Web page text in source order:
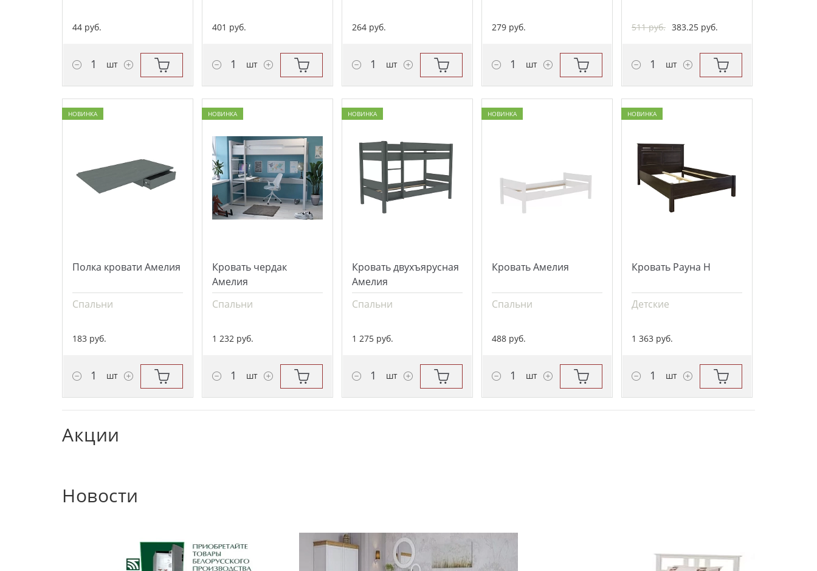
44 руб.
шт
401 руб.
шт
264 руб.
шт
279 руб.
шт
511 руб. 383.25 руб.
шт
НОВИНКА
Полка кровати Амелия
Спальни
183 руб.
шт
НОВИНКА
Кровать чердак
Амелия
Спальни
1 232 руб.
шт
НОВИНКА
Кровать двухъярусная
Амелия
Спальни
1 275 руб.
шт
НОВИНКА
Кровать Амелия
Спальни
488 руб.
шт
НОВИНКА
Кровать Рауна Н
Детские
1 363 руб.
шт
Акции
Новости